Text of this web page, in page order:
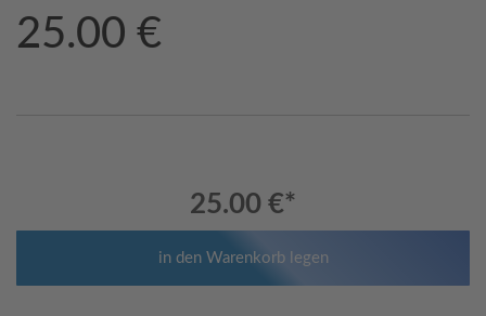
25.00 €
25.00 €*
in den Warenkorb legen